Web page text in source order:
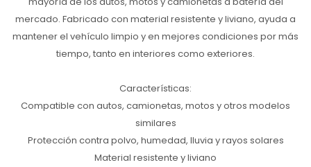
mercado. Fabricado con material resistente y liviano, ayuda a
mantener el vehículo limpio y en mejores condiciones por más
tiempo, tanto en interiores como exteriores.
Características:
Compatible con autos, camionetas, motos y otros modelos
similares
Protección contra polvo, humedad, lluvia y rayos solares
Material resistente y liviano